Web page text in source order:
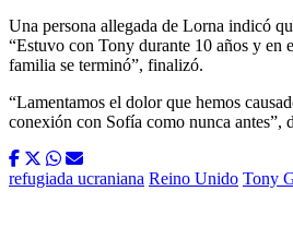
Una persona allegada de Lorna indicó
“Estuvo con Tony durante 10 años y en
familia se terminó”, finalizó.
“Lamentamos el dolor que hemos
conexión con Sofía como nunca antes”,
refugiada ucraniana Reino Unido Tony